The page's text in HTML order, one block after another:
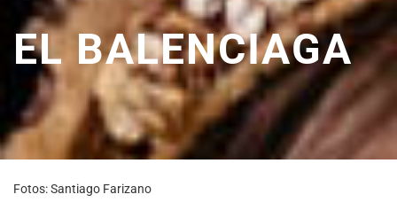
EL BALENCIAGA
Fotos: Santiago Farizano